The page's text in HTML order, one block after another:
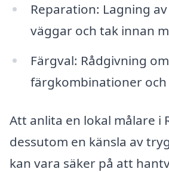
Reparation: Lagning
väggar och tak innan
Färgval: Rådgivning om
färgkombinationer och
Att anlita en lokal målare i
dessutom en känsla av
kan vara säker på att